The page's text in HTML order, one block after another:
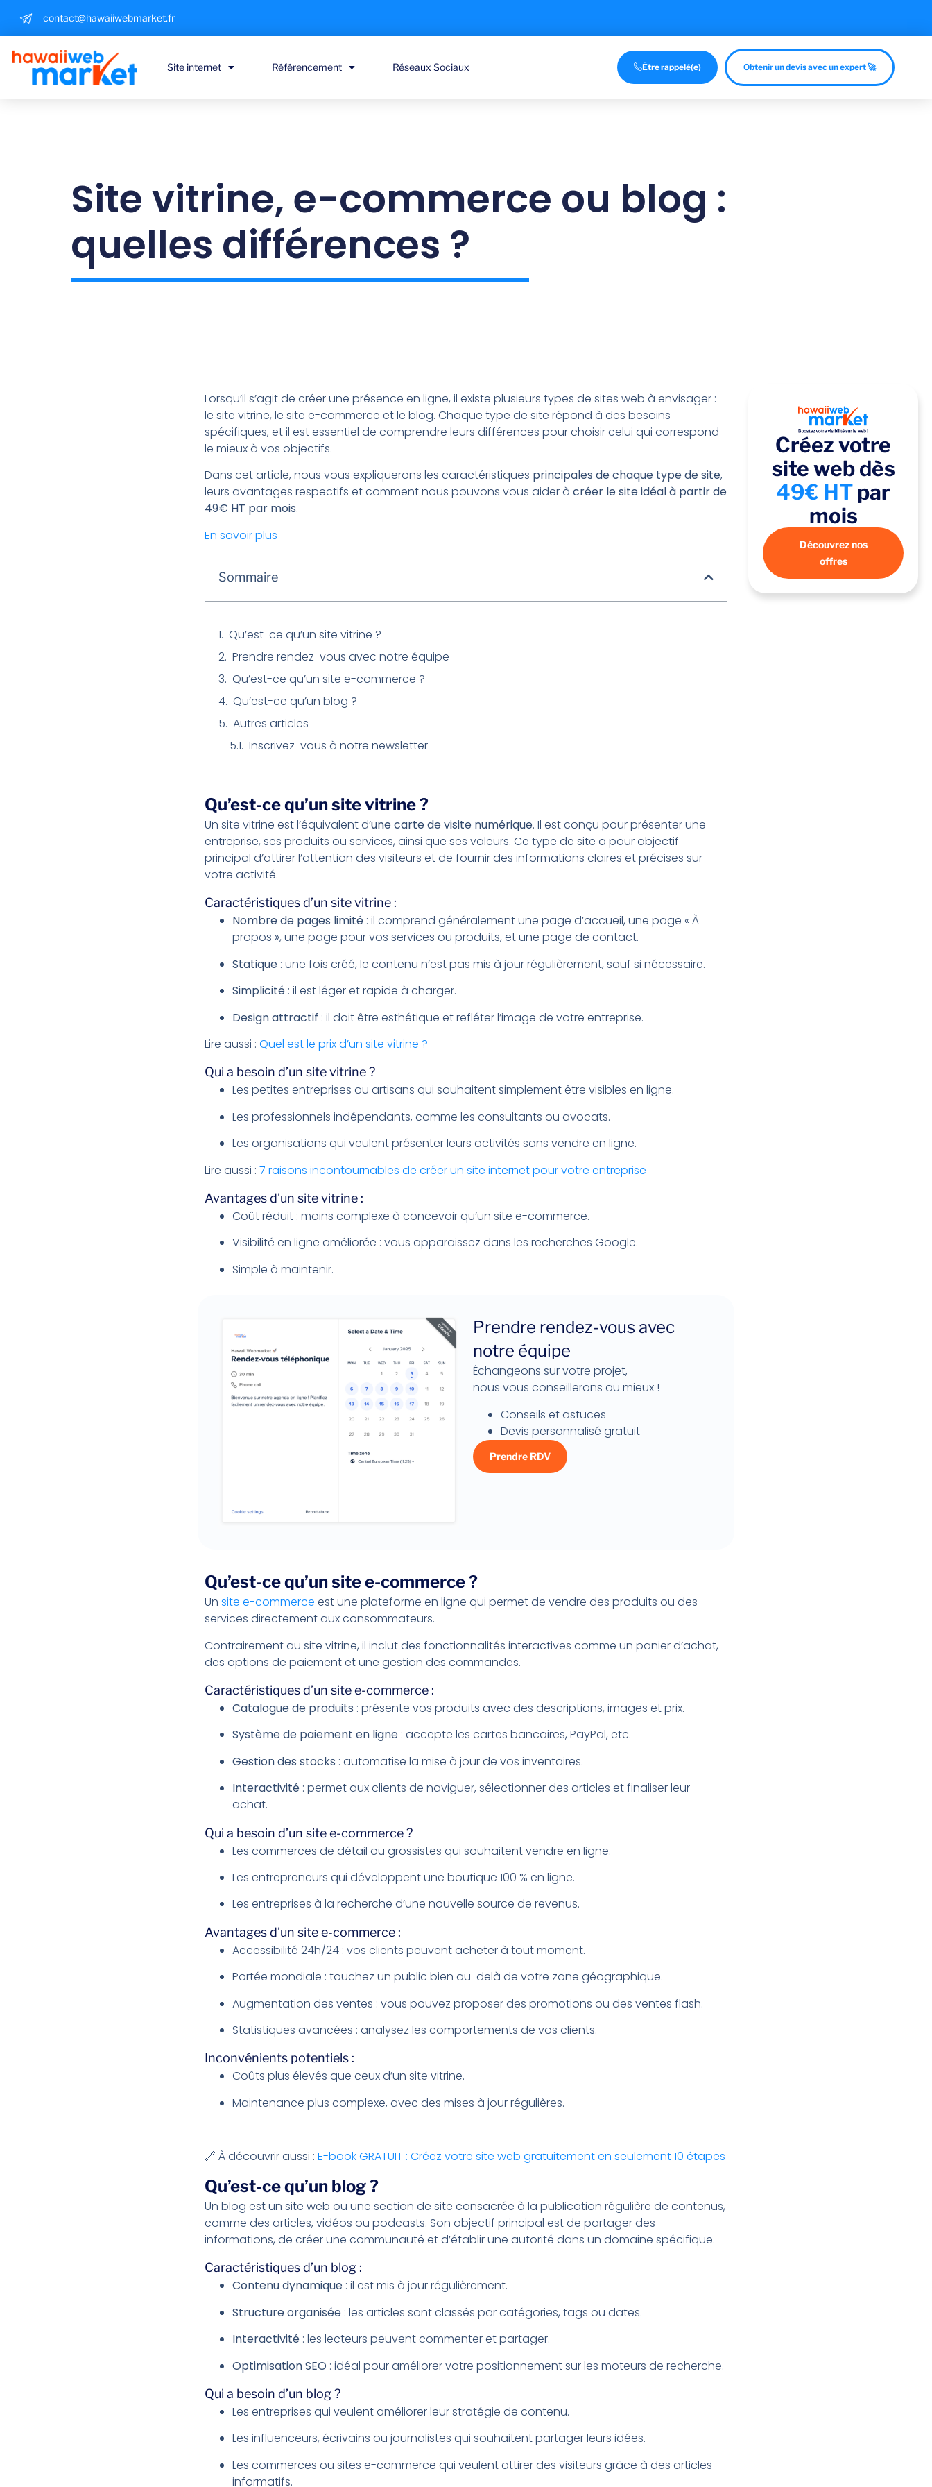
contact@hawaiiwebmarket.fr
Site internet Référencement Réseaux Sociaux Être rappelé(e) Obtenir un devis avec un expert 🚀
Site vitrine, e-commerce ou blog :
quelles différences ?
Lorsqu’il s’agit de créer une présence en ligne, il existe plusieurs types de sites web à envisager :
le site vitrine, le site e-commerce et le blog. Chaque type de site répond à des besoins
spécifiques, et il est essentiel de comprendre leurs différences pour choisir celui qui correspond
le mieux à vos objectifs.
Dans cet article, nous vous expliquerons les caractéristiques principales de chaque type de site,
leurs avantages respectifs et comment nous pouvons vous aider à créer le site idéal à partir de
49€ HT par mois.
En savoir plus
Sommaire
Qu’est-ce qu’un site vitrine ?
Prendre rendez-vous avec notre équipe
Qu’est-ce qu’un site e-commerce ?
Qu’est-ce qu’un blog ?
Autres articles
Inscrivez-vous à notre newsletter
Qu’est-ce qu’un site vitrine ?
Un site vitrine est l’équivalent d’une carte de visite numérique. Il est conçu pour présenter une
entreprise, ses produits ou services, ainsi que ses valeurs. Ce type de site a pour objectif
principal d’attirer l’attention des visiteurs et de fournir des informations claires et précises sur
votre activité.
Caractéristiques d’un site vitrine :
Nombre de pages limité: il comprend généralement une page d’accueil, une page « À
propos », une page pour vos services ou produits, et une page de contact.
Statique: une fois créé, le contenu n’est pas mis à jour régulièrement, sauf si nécessaire.
Simplicité: il est léger et rapide à charger.
Design attractif : il doit être esthétique et refléter l’image de votre entreprise.
Lire aussi : Quel est le prix d’un site vitrine ?
Qui a besoin d’un site vitrine ?
Les petites entreprises ou artisans qui souhaitent simplement être visibles en ligne.
Les professionnels indépendants, comme les consultants ou avocats.
Les organisations qui veulent présenter leurs activités sans vendre en ligne.
Lire aussi : 7 raisons incontournables de créer un site internet pour votre entreprise
Avantages d’un site vitrine :
Coût réduit : moins complexe à concevoir qu’un site e-commerce.
Visibilité en ligne améliorée : vous apparaissez dans les recherches Google.
Simple à maintenir.
Prendre rendez-vous avec
notre équipe
Échangeons sur votre projet,
nous vous conseillerons au mieux !
Conseils et astuces
Devis personnalisé gratuit
Prendre RDV
Qu’est-ce qu’un site e-commerce ?
Un site e-commerce est une plateforme en ligne qui permet de vendre des produits ou des
services directement aux consommateurs.
Contrairement au site vitrine, il inclut des fonctionnalités interactives comme un panier d’achat,
des options de paiement et une gestion des commandes.
Caractéristiques d’un site e-commerce :
Catalogue de produits : présente vos produits avec des descriptions, images et prix.
Système de paiement en ligne: accepte les cartes bancaires, PayPal, etc.
Gestion des stocks : automatise la mise à jour de vos inventaires.
Interactivité: permet aux clients de naviguer, sélectionner des articles et finaliser leur
achat.
Qui a besoin d’un site e-commerce ?
Les commerces de détail ou grossistes qui souhaitent vendre en ligne.
Les entrepreneurs qui développent une boutique 100 % en ligne.
Les entreprises à la recherche d’une nouvelle source de revenus.
Avantages d’un site e-commerce :
Accessibilité 24h/24 : vos clients peuvent acheter à tout moment.
Portée mondiale : touchez un public bien au-delà de votre zone géographique.
Augmentation des ventes : vous pouvez proposer des promotions ou des ventes flash.
Statistiques avancées : analysez les comportements de vos clients.
Inconvénients potentiels :
Coûts plus élevés que ceux d’un site vitrine.
Maintenance plus complexe, avec des mises à jour régulières.
🔗 À découvrir aussi : E-book GRATUIT : Créez votre site web gratuitement en seulement 10 étapes
Qu’est-ce qu’un blog ?
Un blog est un site web ou une section de site consacrée à la publication régulière de contenus,
comme des articles, vidéos ou podcasts. Son objectif principal est de partager des
informations, de créer une communauté et d’établir une autorité dans un domaine spécifique.
Caractéristiques d’un blog :
Contenu dynamique: il est mis à jour régulièrement.
Structure organisée: les articles sont classés par catégories, tags ou dates.
Interactivité: les lecteurs peuvent commenter et partager.
Optimisation SEO : idéal pour améliorer votre positionnement sur les moteurs de recherche.
Qui a besoin d’un blog ?
Les entreprises qui veulent améliorer leur stratégie de contenu.
Les influenceurs, écrivains ou journalistes qui souhaitent partager leurs idées.
Les commerces ou sites e-commerce qui veulent attirer des visiteurs grâce à des articles
informatifs.
Créez votre
site web dès
49€ HTpar
mois
Découvrez nos
offres